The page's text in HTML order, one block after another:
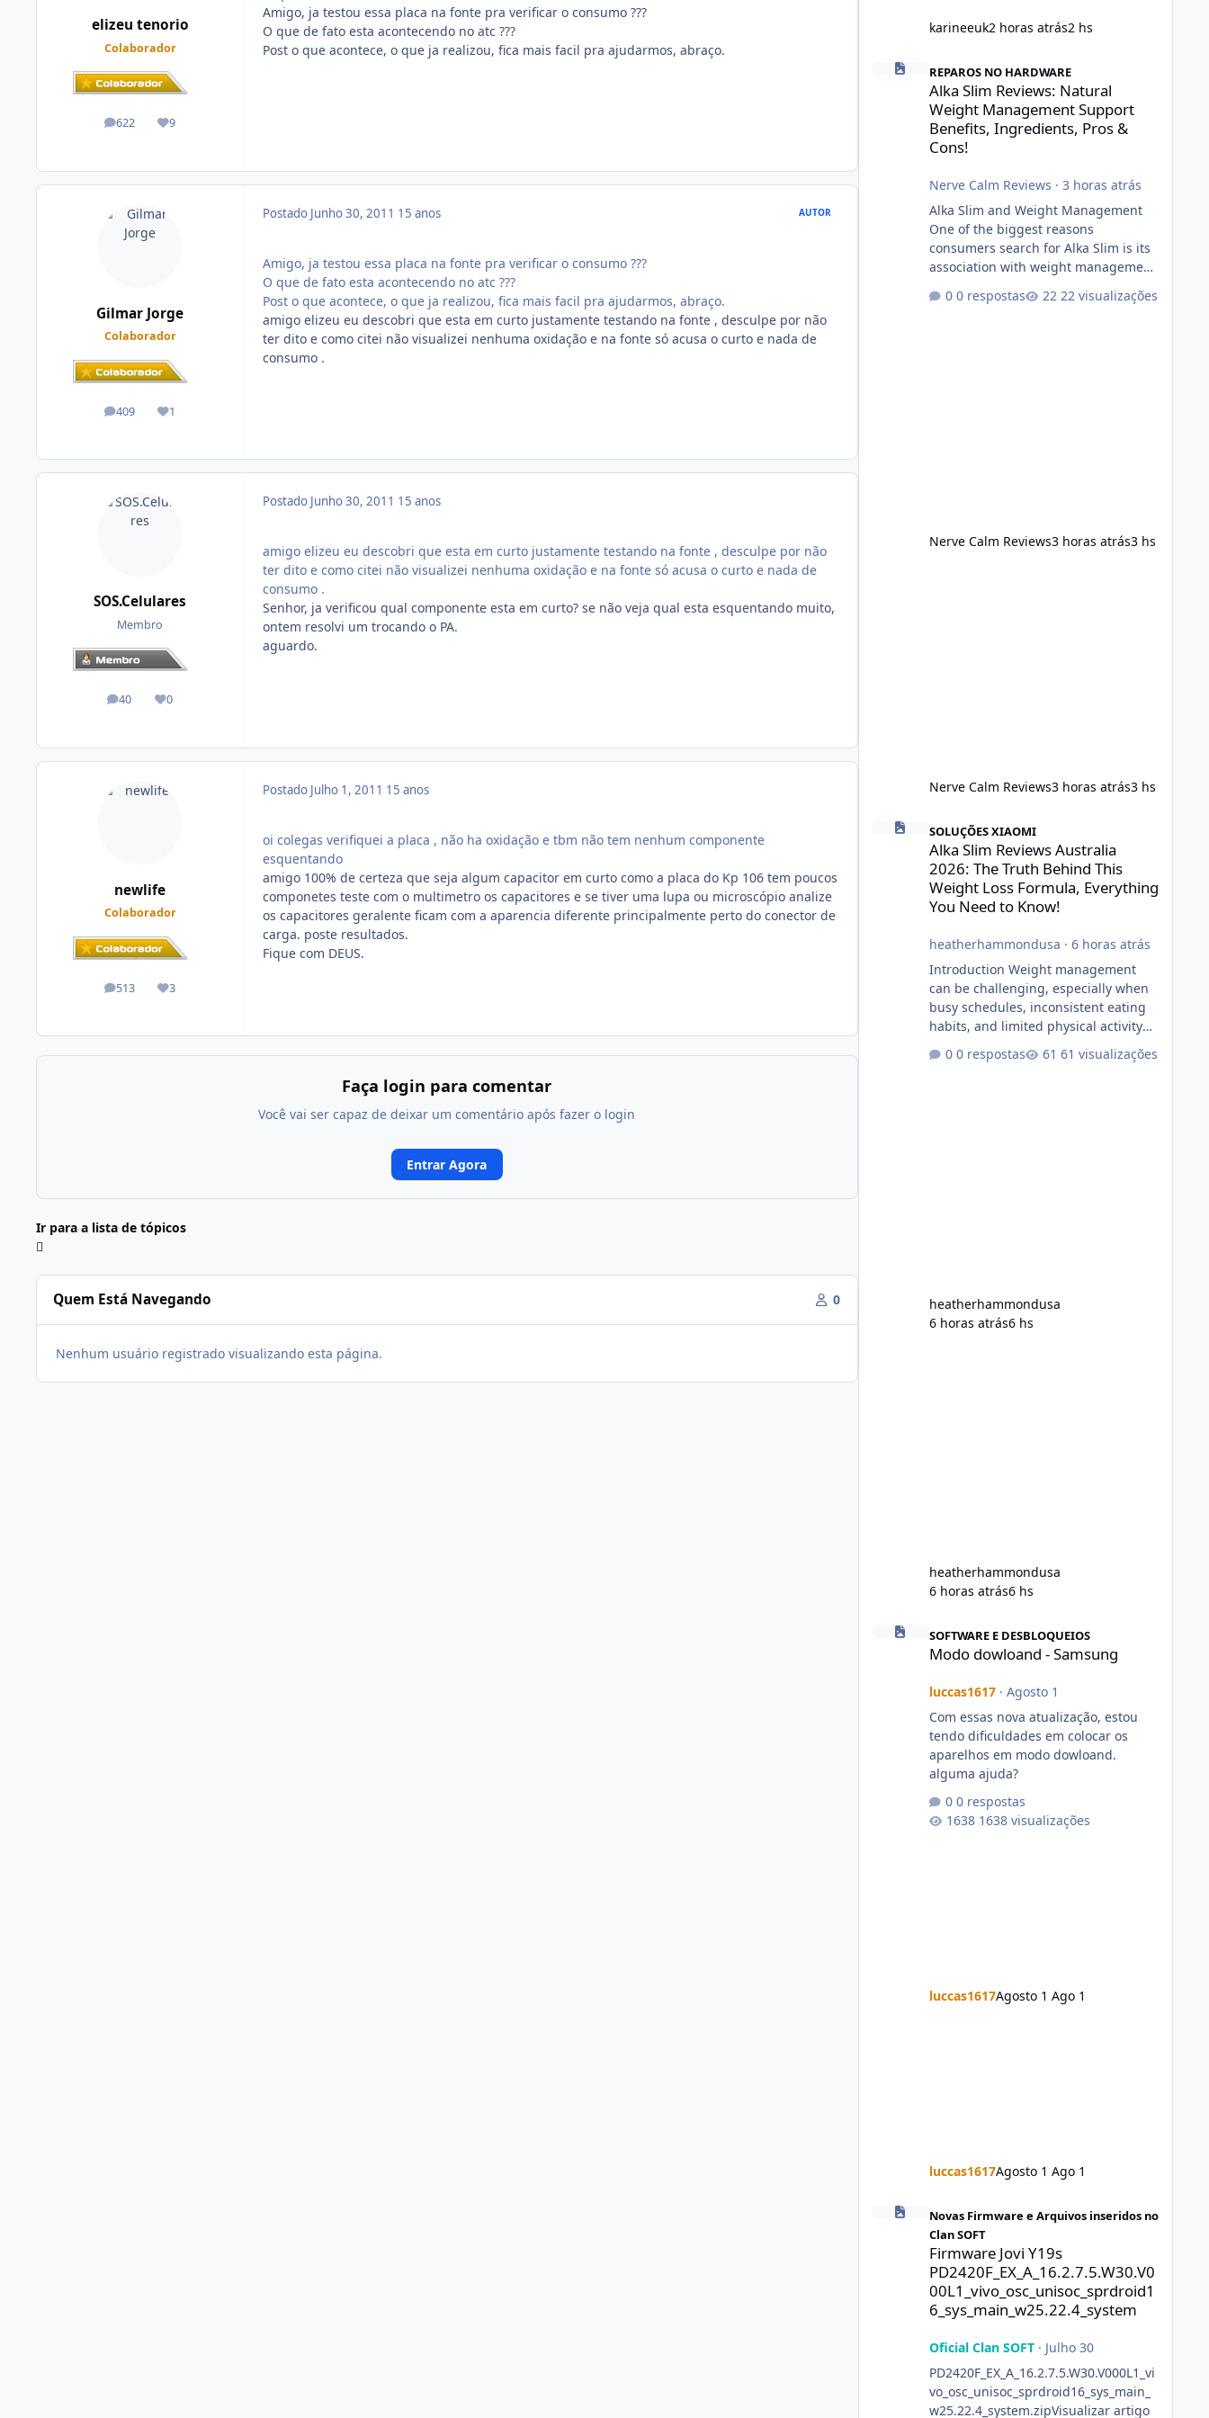
elizeu tenorio
Colaborador
622
posts 9
Reputação
Amigo, ja testou essa placa na fonte pra verificar o consumo ???
O que de fato esta acontecendo no atc ???
Post o que acontece, o que ja realizou, fica mais facil pra ajudarmos, abraço.
Gilmar Jorge
Colaborador
409
posts 1
Reputação
Postado Junho 30, 2011 15 anos AUTOR
Amigo, ja testou essa placa na fonte pra verificar o consumo ???
O que de fato esta acontecendo no atc ???
Post o que acontece, o que ja realizou, fica mais facil pra ajudarmos, abraço.
amigo elizeu eu descobri que esta em curto justamente testando na fonte , desculpe por não
ter dito e como citei não visualizei nenhuma oxidação e na fonte só acusa o curto e nada de
consumo .
SOS.Celulares
Membro
40
posts 0
Reputação
Postado Junho 30, 2011 15 anos
amigo elizeu eu descobri que esta em curto justamente testando na fonte , desculpe por não
ter dito e como citei não visualizei nenhuma oxidação e na fonte só acusa o curto e nada de
consumo .
Senhor, ja verificou qual componente esta em curto? se não veja qual esta esquentando muito,
ontem resolvi um trocando o PA.
aguardo.
newlife
Colaborador
513
posts 3
Reputação
Postado Julho 1, 2011 15 anos
oi colegas verifiquei a placa , não ha oxidação e tbm não tem nenhum componente
esquentando
amigo 100% de certeza que seja algum capacitor em curto como a placa do Kp 106 tem poucos
componetes teste com o multimetro os capacitores e se tiver uma lupa ou microscópio analize
os capacitores geralente ficam com a aparencia diferente principalmente perto do conector de
carga. poste resultados.
Fique com DEUS.
Faça login para comentar
Você vai ser capaz de deixar um comentário após fazer o login
Entrar Agora
Ir para a lista de tópicos
Quem Está Navegando 0
Nenhum usuário registrado visualizando esta página.
karineeuk2 horas atrás2 hs
Alka Slim Reviews: Natural Weight Management
REPAROS NO HARDWARE
Alka Slim Reviews: Natural
Weight Management Support
Benefits, Ingredients, Pros &
Cons!
Nerve Calm Reviews · 3 horas atrás
Alka Slim and Weight Management
One of the biggest reasons
consumers search for Alka Slim is its
association with weight management.
management typically depends on
0 respostas 22 visualizações
Nerve Calm Reviews3 horas atrás3 hs
Nerve Calm Reviews3 horas atrás3 hs
SOLUÇÕES XIAOMI
Alka Slim Reviews Australia
2026: The Truth Behind This
Weight Loss Formula, Everything
You Need to Know!
heatherhammondusa · 6 horas atrás
Introduction Weight management
can be challenging, especially when
busy schedules, inconsistent eating
habits, and limited physical activity
routine. As a result, many people look
0 respostas 61 visualizações
heatherhammondusa
6 horas atrás6 hs
heatherhammondusa
6 horas atrás6 hs
SOFTWARE E DESBLOQUEIOS
Modo dowloand - Samsung
luccas1617· Agosto 1
Com essas nova atualização, estou
tendo dificuldades em colocar os
aparelhos em modo dowloand.
alguma ajuda?
0 respostas
1638 visualizações
luccas1617Agosto 1 Ago 1
luccas1617Agosto 1 Ago 1
Firmware Jovi Y19s
Novas Firmware e Arquivos inseridos no
Clan SOFT
Firmware Jovi Y19s
PD2420F_EX_A_16.2.7.5.W30.V0
00L1_vivo_osc_unisoc_sprdroid1
6_sys_main_w25.22.4_system
Oficial Clan SOFT· Julho 30
PD2420F_EX_A_16.2.7.5.W30.V000L1_vi
vo_osc_unisoc_sprdroid16_sys_main_
w25.22.4_system.zipVisualizar artigo